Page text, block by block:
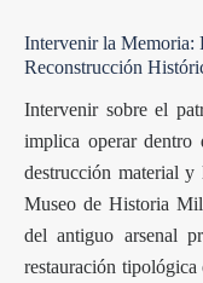
Intervenir la
Reconstrucción
Intervenir sobre el
implica operar dentro
destrucción material
Museo de Historia
del antiguo arsenal
restauración